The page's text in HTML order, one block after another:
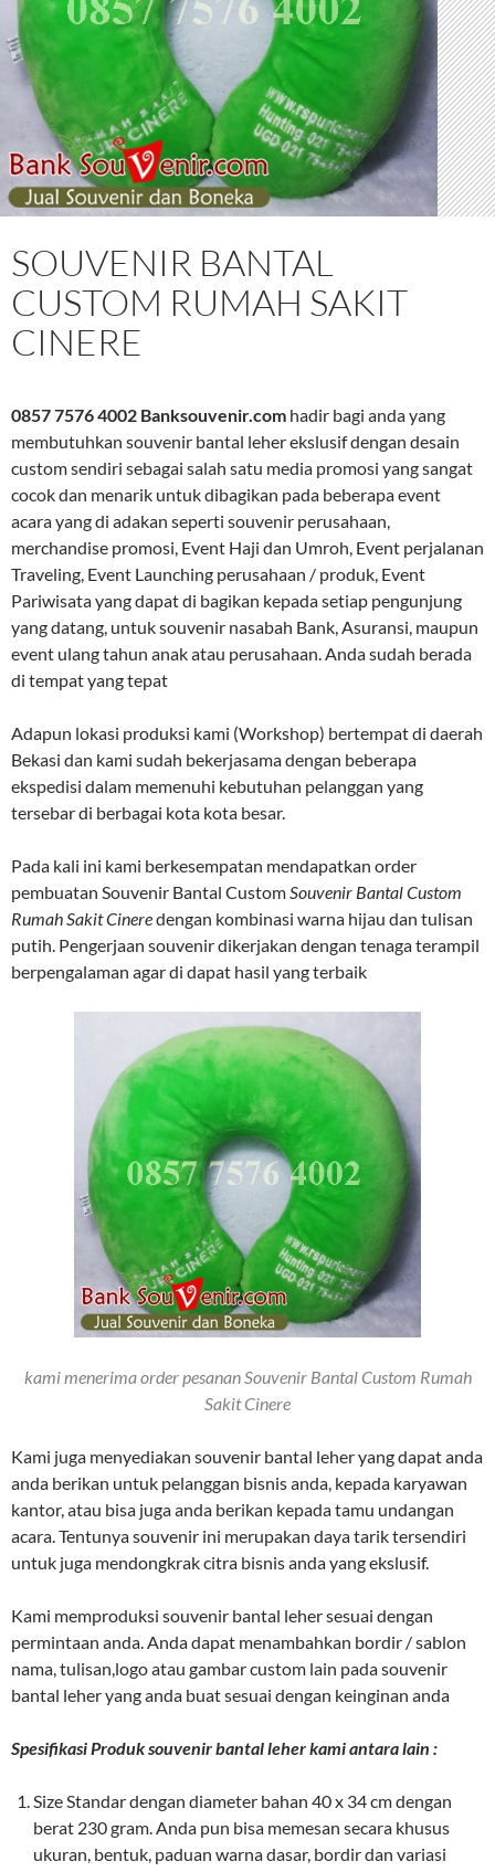
SOUVENIR BANTAL
CUSTOM RUMAH SAKIT
CINERE
0857 7576 4002 Banksouvenir.com hadir bagi anda yang
membutuhkan souvenir bantal leher ekslusif dengan desain
custom sendiri sebagai salah satu media promosi yang sangat
cocok dan menarik untuk dibagikan pada beberapa event
acara yang di adakan seperti souvenir perusahaan,
merchandise promosi, Event Haji dan Umroh, Event perjalanan
Traveling, Event Launching perusahaan / produk, Event
Pariwisata yang dapat di bagikan kepada setiap pengunjung
yang datang, untuk souvenir nasabah Bank, Asuransi, maupun
event ulang tahun anak atau perusahaan. Anda sudah berada
di tempat yang tepat
Adapun lokasi produksi kami (Workshop) bertempat di daerah
Bekasi dan kami sudah bekerjasama dengan beberapa
ekspedisi dalam memenuhi kebutuhan pelanggan yang
tersebar di berbagai kota kota besar.
Pada kali ini kami berkesempatan mendapatkan order
pembuatan Souvenir Bantal CustomSouvenir Bantal Custom
Rumah Sakit Cineredengan kombinasi warna hijau dan tulisan
putih. Pengerjaan souvenir dikerjakan dengan tenaga terampil
berpengalaman agar di dapat hasil yang terbaik
kami menerima order pesanan Souvenir Bantal Custom Rumah
Sakit Cinere
Kami juga menyediakan souvenir bantal leher yang dapat anda
anda berikan untuk pelanggan bisnis anda, kepada karyawan
kantor, atau bisa juga anda berikan kepada tamu undangan
acara. Tentunya souvenir ini merupakan daya tarik tersendiri
untuk juga mendongkrak citra bisnis anda yang ekslusif.
Kami memproduksi souvenir bantal leher sesuai dengan
permintaan anda. Anda dapat menambahkan bordir / sablon
nama, tulisan,logo atau gambar custom lain pada souvenir
bantal leher yang anda buat sesuai dengan keinginan anda
Spesifikasi Produk souvenir bantal leher kami antara lain :
Size Standar dengan diameter bahan 40 x 34 cm dengan
berat 230 gram. Anda pun bisa memesan secara khusus
ukuran, bentuk, paduan warna dasar, bordir dan variasi